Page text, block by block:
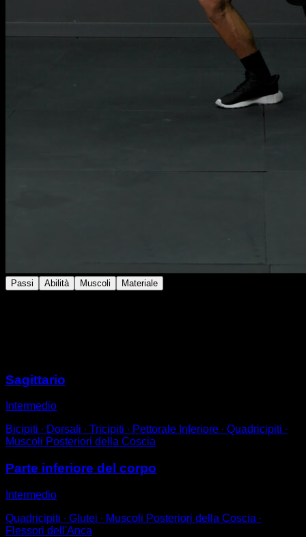
Passi Abilità Muscoli Materiale
Sagittario
Intermedio
Bicipiti ∙ Dorsali ∙ Tricipiti ∙ Pettorale Inferiore ∙ Quadricipiti ∙
Muscoli Posteriori della Coscia
Parte inferiore del corpo
Intermedio
Quadricipiti ∙ Glutei ∙ Muscoli Posteriori della Coscia ∙
Flessori dell'Anca